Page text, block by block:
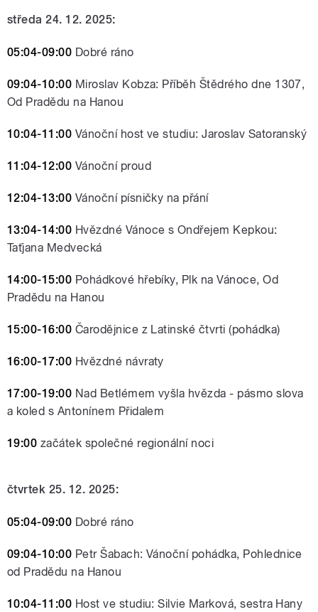
středa 24. 12. 2025:
05:04-09:00 Dobré ráno
09:04-10:00 Miroslav Kobza: Příběh Štědrého dne 1307,
Od Pradědu na Hanou
10:04-11:00 Vánoční host ve studiu: Jaroslav Satoranský
11:04-12:00 Vánoční proud
12:04-13:00 Vánoční písničky na přání
13:04-14:00 Hvězdné Vánoce s Ondřejem Kepkou:
Taťjana Medvecká
14:00-15:00 Pohádkové hřebíky, Plk na Vánoce, Od
Pradědu na Hanou
15:00-16:00 Čarodějnice z Latinské čtvrti (pohádka)
16:00-17:00 Hvězdné návraty
17:00-19:00 Nad Betlémem vyšla hvězda - pásmo slova
a koled s Antonínem Přidalem
19:00 začátek společné regionální noci
čtvrtek 25. 12. 2025:
05:04-09:00 Dobré ráno
09:04-10:00 Petr Šabach: Vánoční pohádka, Pohlednice
od Pradědu na Hanou
10:04-11:00 Host ve studiu: Silvie Marková, sestra Hany